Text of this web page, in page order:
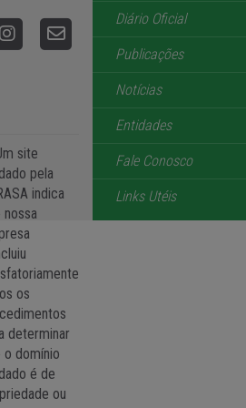
Diário Oficial
Publicações
Notícias
Entidades
Fale Conosco
Links Utéis